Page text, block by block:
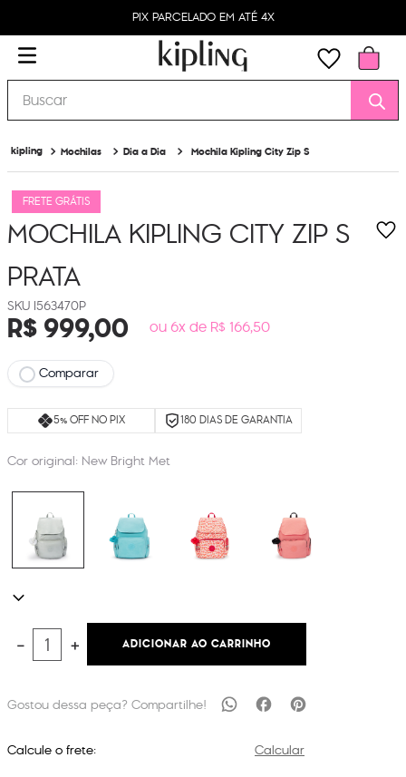
PIX PARCELADO EM ATÉ 4X
Buscar
Mochilas Dia a Dia Mochila Kipling City Zip S
FRETE GRÁTIS
MOCHILA KIPLING CITY ZIP S
PRATA
I563470P
R$999,00 ou 6x de R$ 166,50
Comparar
5% OFF NO PIX 180 DIAS DE GARANTIA
Cor original: New Bright Met
＋
－ ADICIONAR AO CARRINHO
Calcule o frete: Calcular